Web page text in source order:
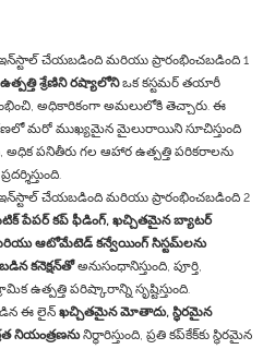
శ్రేణిని రష్యాలోనిఒక కస్టమర్ తయారీ
అధికారికంగా అమలులోకి తెచ్చారు. ఈ
మరో ముఖ్యమైన మైలురాయిని సూచిస్తుంది
పనితీరు గల ఆహార ఉత్పత్తి పరికరాలను
పేపర్ కప్ ఫీడింగ్, ఖచ్చితమైన బ్యాటర్
ఆటోమేటెడ్ కన్వేయింగ్ సిస్టమ్‌లను
కనెక్షన్‌తోఅనుసంధానిస్తుంది, పూర్తి,
ఉత్పత్తి పరిష్కారాన్ని సృష్టిస్తుంది.
ఈ లైన్ ఖచ్చితమైన మోతాదు, స్థిరమైన
నియంత్రణనునిర్ధారిస్తుంది, ప్రతి కప్‌కేక్‌కు స్థిరమైన